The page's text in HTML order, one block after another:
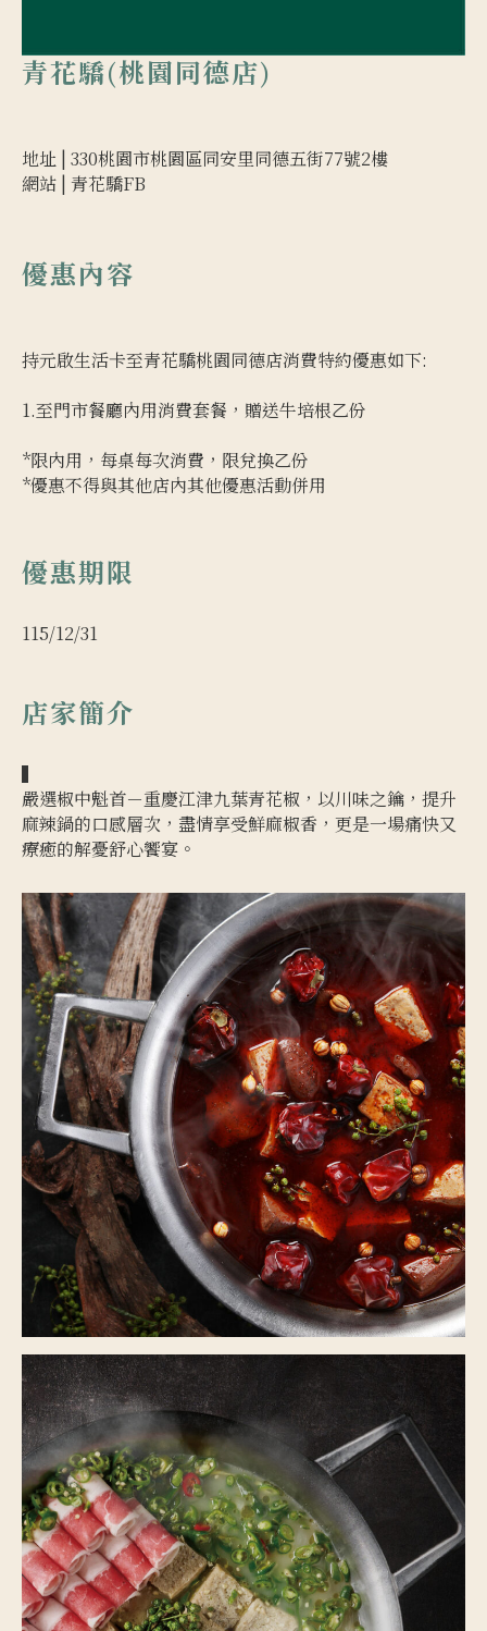
青花驕(桃園同德店)
地址 | 330桃園市桃園區同安里同德五街77號2樓
網站 | 青花驕FB
優惠內容
持元啟生活卡至青花驕桃園同德店消費特約優惠如下:
1.至門市餐廳內用消費套餐，贈送牛培根乙份
*限內用，每桌每次消費，限兌換乙份
*優惠不得與其他店內其他優惠活動併用
優惠期限
115/12/31
店家簡介
▍
嚴選椒中魁首－重慶江津九葉青花椒，以川味之鑰，提升
麻辣鍋的口感層次，盡情享受鮮麻椒香，更是一場痛快又
療癒的解憂舒心饗宴。